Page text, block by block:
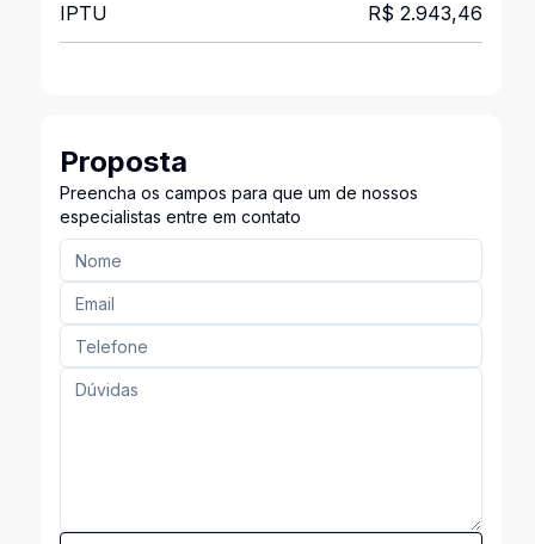
IPTU R$ 2.943,46
Proposta
Preencha os campos para que um de nossos
especialistas entre em contato